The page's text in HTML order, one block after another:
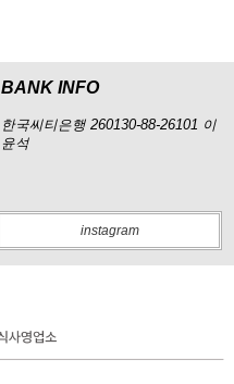
BANK INFO
한국씨티은행 260130-88-26101 이
윤석
instagram